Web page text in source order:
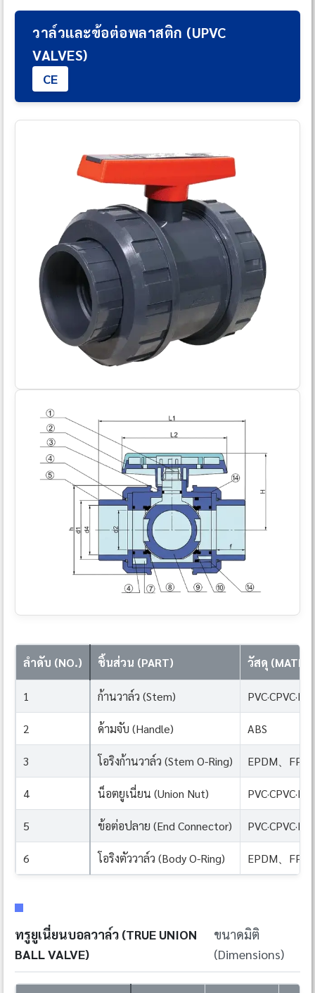
วาล์วและข้อต่อพลาสติก (UPVC
VALVES)
CE
ลำดับ (NO.) ชิ้นส่วน (PART) วัสดุ
1 ก้านวาล์ว (Stem) PVC·CPVC·PP
2 ด้ามจับ (Handle) ABS
3 โอริงก้านวาล์ว (Stem O-Ring) EPDM、
4 น็อตยูเนี่ยน (Union Nut) PVC·CPVC·PP
5 ข้อต่อปลาย (End Connector) PVC·CPVC·PP
6 โอริงตัววาล์ว (Body O-Ring) EPDM、
ทรูยูเนี่ยนบอลวาล์ว (TRUE UNION
BALL VALVE)
ขนาดมิติ
(Dimensions)